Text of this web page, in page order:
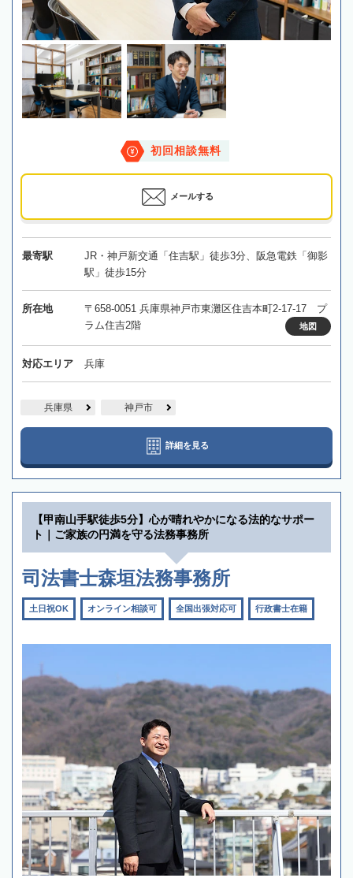
初回相談無料
メールする
最寄駅
JR・神戸新交通「住吉駅」徒歩3分、阪急電鉄「御影
駅」徒歩15分
所在地
〒658-0051 兵庫県神戸市東灘区住吉本町2-17-17 プ
ラム住吉2階
地図
対応エリア 兵庫
兵庫県 神戸市
詳細を見る
【甲南山手駅徒歩5分】心が晴れやかになる法的なサポー
ト｜ご家族の円満を守る法務事務所
司法書士森垣法務事務所
土日祝OK オンライン相談可 全国出張対応可 行政書士在籍